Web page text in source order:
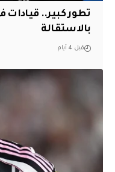
تطور كبير.. قيادات
بالاستقالة
قبل 4 أيام